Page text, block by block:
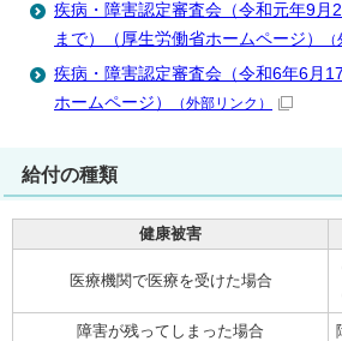
疾病・障害認定審査会（令和元年9月
まで）（厚生労働省ホームページ）
疾病・障害認定審査会（令和6年6月
ホームページ）
（外部リンク）
給付の種類
健康被害
医療機関で医療を受けた場合
障害が残ってしまった場合